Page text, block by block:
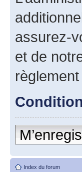
assurez-
et de
Index du forum